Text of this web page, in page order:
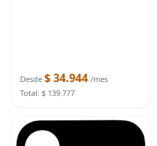
Desde $ 34.944 /mes
Total: $ 139.777